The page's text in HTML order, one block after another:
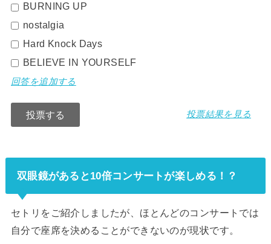
BURNING UP
nostalgia
Hard Knock Days
BELIEVE IN YOURSELF
回答を追加する
投票結果を見る
双眼鏡があると10倍コンサートが楽しめる！？
セトリをご紹介しましたが、ほとんどのコンサートでは
自分で座席を決めることができないのが現状です。